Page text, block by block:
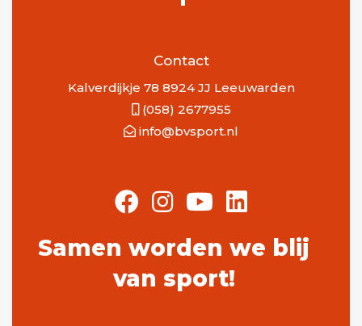
Contact
Kalverdijkje 78 8924 JJ Leeuwarden
(058) 2677955
info@bvsport.nl
Samen worden we blij
van sport!